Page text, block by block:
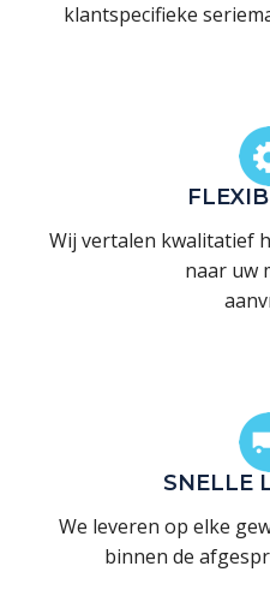
klantspecifieke
Wij vertalen kwalitatief
naar uw
SNELLE
We leveren op elke
binnen de